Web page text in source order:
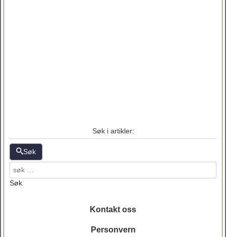
Søk i artikler:
Søk
Søk
Kontakt oss
Personvern